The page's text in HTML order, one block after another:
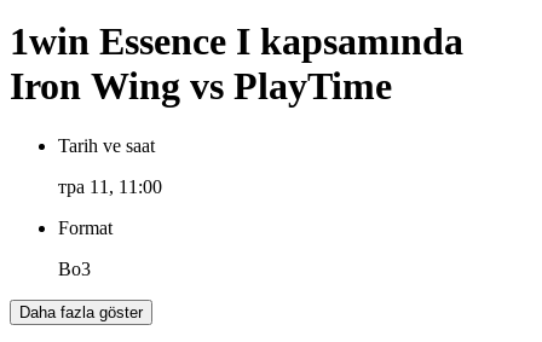
1win Essence I kapsamında
Iron Wing vs PlayTime
Tarih ve saat
тра 11, 11:00
Format
Bo3
Daha fazla göster